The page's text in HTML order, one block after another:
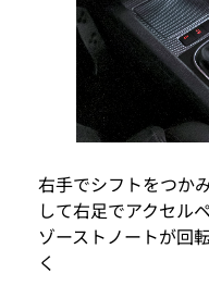
右手でシフトをつか
して右足でアクセル
ゾーストノートが回
く